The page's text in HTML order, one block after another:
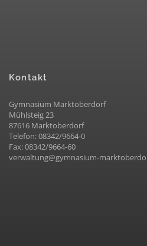
Kontakt
Gymnasium Marktoberdorf
Mühlsteig 23
87616 Marktoberdorf
Telefon: 08342/9664-0
Fax: 08342/9664-60
verwaltung@gymnasium-